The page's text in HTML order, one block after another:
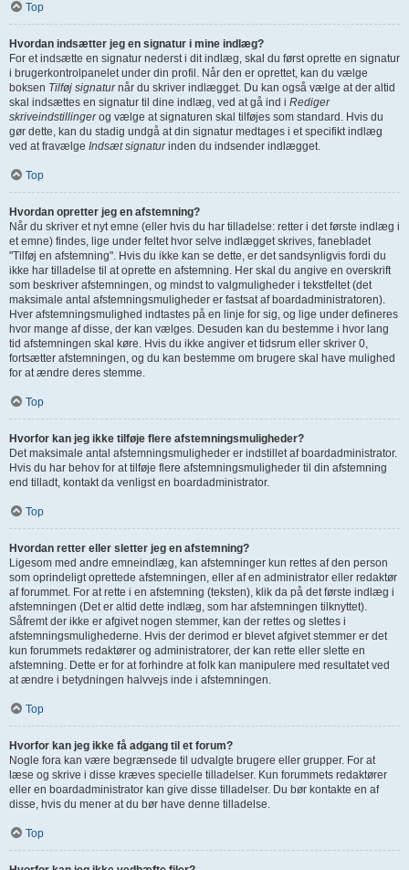
Top
Hvordan indsætter jeg en signatur i mine indlæg?
For et indsætte en signatur nederst i dit indlæg, skal du først oprette en signatur
i brugerkontrolpanelet under din profil. Når den er oprettet, kan du vælge
boksen Tilføj signaturnår du skriver indlægget. Du kan også vælge at der altid
skal indsættes en signatur til dine indlæg, ved at gå ind i Rediger
skriveindstillingerog vælge at signaturen skal tilføjes som standard. Hvis du
gør dette, kan du stadig undgå at din signatur medtages i et specifikt indlæg
ved at fravælge Indsæt signaturinden du indsender indlægget.
Top
Hvordan opretter jeg en afstemning?
Når du skriver et nyt emne (eller hvis du har tilladelse: retter i det første indlæg i
et emne) findes, lige under feltet hvor selve indlægget skrives, fanebladet
"Tilføj en afstemning". Hvis du ikke kan se dette, er det sandsynligvis fordi du
ikke har tilladelse til at oprette en afstemning. Her skal du angive en overskrift
som beskriver afstemningen, og mindst to valgmuligheder i tekstfeltet (det
maksimale antal afstemningsmuligheder er fastsat af boardadministratoren).
Hver afstemningsmulighed indtastes på en linje for sig, og lige under defineres
hvor mange af disse, der kan vælges. Desuden kan du bestemme i hvor lang
tid afstemningen skal køre. Hvis du ikke angiver et tidsrum eller skriver 0,
fortsætter afstemningen, og du kan bestemme om brugere skal have mulighed
for at ændre deres stemme.
Top
Hvorfor kan jeg ikke tilføje flere afstemningsmuligheder?
Det maksimale antal afstemningsmuligheder er indstillet af boardadministrator.
Hvis du har behov for at tilføje flere afstemningsmuligheder til din afstemning
end tilladt, kontakt da venligst en boardadministrator.
Top
Hvordan retter eller sletter jeg en afstemning?
Ligesom med andre emneindlæg, kan afstemninger kun rettes af den person
som oprindeligt oprettede afstemningen, eller af en administrator eller redaktør
af forummet. For at rette i en afstemning (teksten), klik da på det første indlæg i
afstemningen (Det er altid dette indlæg, som har afstemningen tilknyttet).
Såfremt der ikke er afgivet nogen stemmer, kan der rettes og slettes i
afstemningsmulighederne. Hvis der derimod er blevet afgivet stemmer er det
kun forummets redaktører og administratorer, der kan rette eller slette en
afstemning. Dette er for at forhindre at folk kan manipulere med resultatet ved
at ændre i betydningen halvvejs inde i afstemningen.
Top
Hvorfor kan jeg ikke få adgang til et forum?
Nogle fora kan være begrænsede til udvalgte brugere eller grupper. For at
læse og skrive i disse kræves specielle tilladelser. Kun forummets redaktører
eller en boardadministrator kan give disse tilladelser. Du bør kontakte en af
disse, hvis du mener at du bør have denne tilladelse.
Top